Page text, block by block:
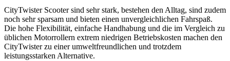
CityTwister Scooter sind sehr stark, bestehen den Alltag, sind zudem
noch sehr sparsam und bieten einen unvergleichlichen Fahrspaß.
Die hohe Flexibilität, einfache Handhabung und die im Vergleich zu
üblichen Motorrollern extrem niedrigen Betriebskosten machen den
CityTwister zu einer umweltfreundlichen und trotzdem
leistungsstarken Alternative.